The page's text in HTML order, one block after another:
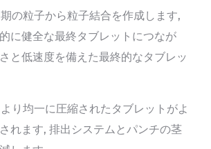
の粒子から粒子結合を作成します,
に健全な最終タブレットにつなが
と低速度を備えた最終的なタブレッ
り均一に圧縮されたタブレットがよ
れます, 排出システムとパンチの茎